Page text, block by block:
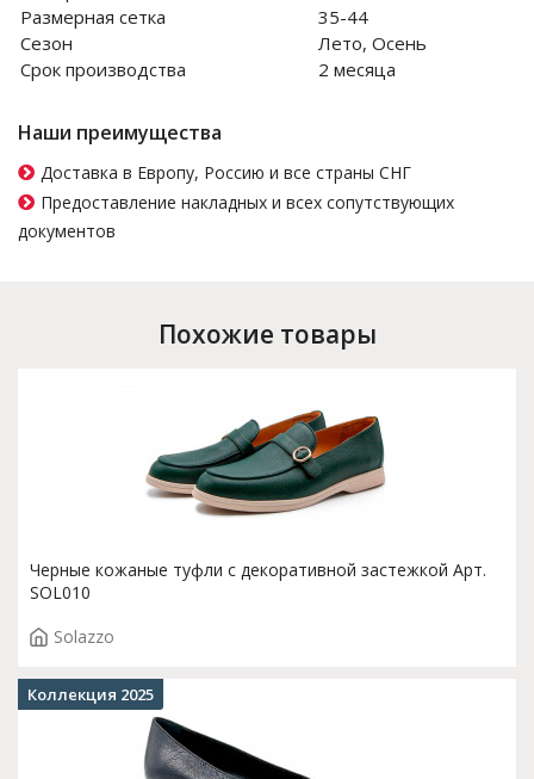
Размерная сетка
35-44
Сезон
Лето, Осень
Срок производства
2 месяца
Наши преимущества
Доставка в Европу, Россию и все страны СНГ
Предоставление накладных и всех сопутствующих
документов
Похожие товары
Черные кожаные туфли с декоративной застежкой Арт.
SOL010
Solazzo
Коллекция 2025